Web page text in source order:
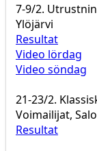
7-9/2.
Ylöjärvi
Resultat
Video lördag
Video söndag
21-23/2.
Voimailijat, Salo
Resultat